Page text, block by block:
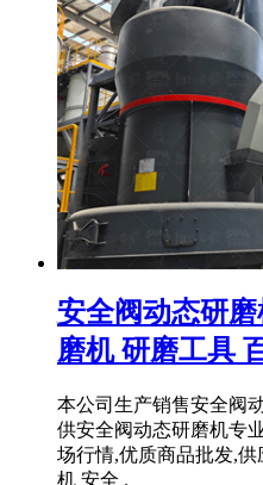
安全阀动态研
磨机 研磨工具
本公司生产销售安全阀
供安全阀动态研磨机专
场行情,优质商品批发,
机 安全 .